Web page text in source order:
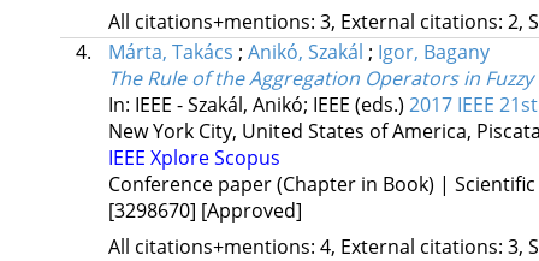
All citations+mentions: 3, External citations: 2,
4.
Márta, Takács ; Anikó, Szakál ; Igor, Bagany
The Rule of the Aggregation Operators in
In: IEEE - Szakál, Anikó; IEEE (eds.) 2017 IEEE
New York City, United States of America,
IEEE XploreScopus
Conference paper (Chapter in Book) | Scientific
[3298670] [Approved]
All citations+mentions: 4, External citations: 3,